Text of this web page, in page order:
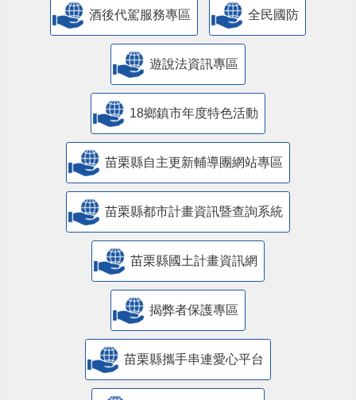
酒後代駕服務專區 全民國防
遊說法資訊專區
18鄉鎮市年度特色活動
苗栗縣自主更新輔導團網站專區
苗栗縣都市計畫資訊暨查詢系統
苗栗縣國土計畫資訊網
揭弊者保護專區
苗栗縣攜手串連愛心平台